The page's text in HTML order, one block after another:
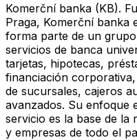
Komerční banka (KB).
Praga, Komerční banka
forma parte de un
servicios de banca
tarjetas, hipotecas,
financiación
de sucursales, cajeros
avanzados. Su enfoque
servicio es la base de la
y empresas de todo el